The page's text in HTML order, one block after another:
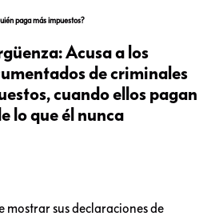
paga más impuestos?
Acusa a los
de criminales
cuando ellos pagan
lo que él nunca
mostrar sus declaraciones de